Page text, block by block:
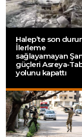
Halep’te son
İlerleme
sağlayamayan
güçleri Asreya-
yolunu kapattı